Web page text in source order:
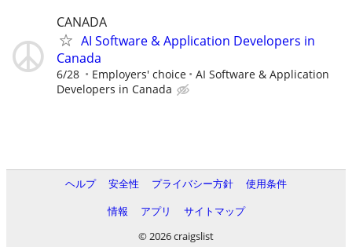
CANADA
AI Software & Application Developers in
Canada
6/28 Employers' choice
AI Software & Application
Developers in Canada
ヘルプ 安全性 プライバシー方針
使用条件
情報
アプリ
サイトマップ
© 2026 craigslist